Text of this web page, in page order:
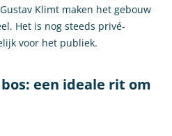
Klimt maken het gebouw
Het is nog steeds privé-
voor het publiek.
een ideale rit om